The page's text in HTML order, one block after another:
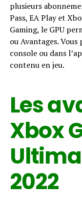
plusieurs
Pass, EA Play et
Gaming, le GPU
ou Avantages.
console ou dans
contenu en jeu.
Les
Xbox
2022